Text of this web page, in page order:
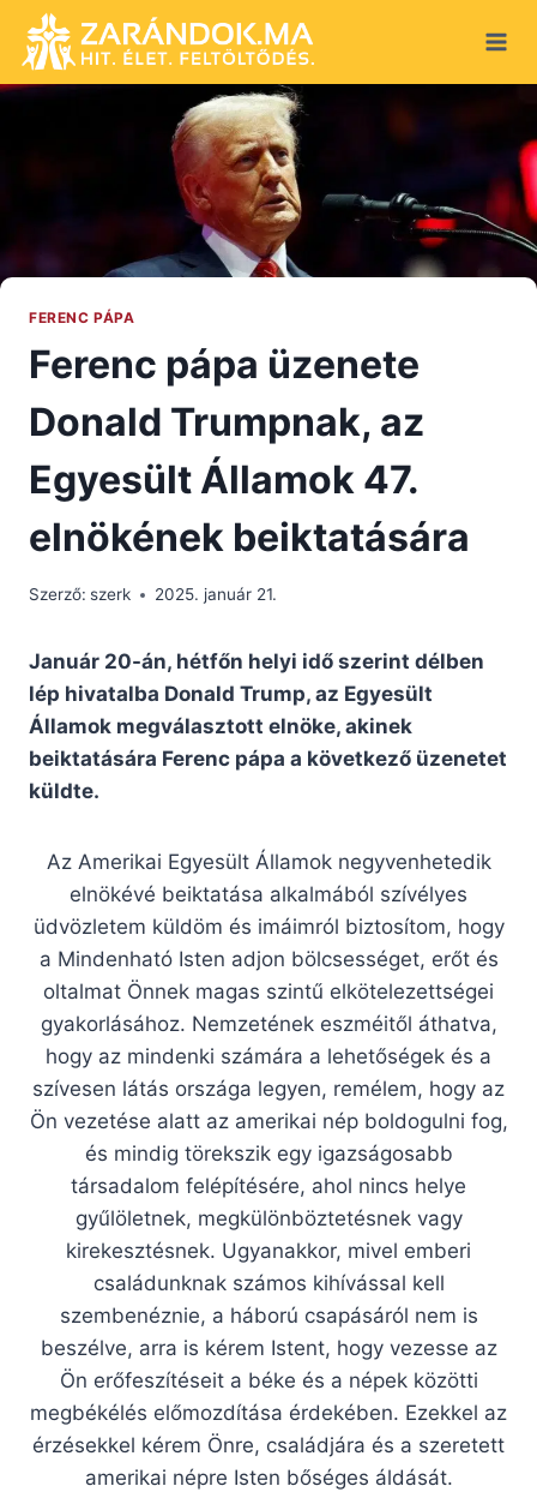
content
FERENC PÁPA
Ferenc pápa üzenete
Donald Trumpnak, az
Egyesült Államok 47.
elnökének beiktatására
Szerző: szerk 2025. január 21.
Január 20-án, hétfőn helyi idő szerint délben
lép hivatalba Donald Trump, az Egyesült
Államok megválasztott elnöke, akinek
beiktatására Ferenc pápa a következő üzenetet
küldte.
Az Amerikai Egyesült Államok negyvenhetedik
elnökévé beiktatása alkalmából szívélyes
üdvözletem küldöm és imáimról biztosítom, hogy
a Mindenható Isten adjon bölcsességet, erőt és
oltalmat Önnek magas szintű elkötelezettségei
gyakorlásához. Nemzetének eszméitől áthatva,
hogy az mindenki számára a lehetőségek és a
szívesen látás országa legyen, remélem, hogy az
Ön vezetése alatt az amerikai nép boldogulni fog,
és mindig törekszik egy igazságosabb
társadalom felépítésére, ahol nincs helye
gyűlöletnek, megkülönböztetésnek vagy
kirekesztésnek. Ugyanakkor, mivel emberi
családunknak számos kihívással kell
szembenéznie, a háború csapásáról nem is
beszélve, arra is kérem Istent, hogy vezesse az
Ön erőfeszítéseit a béke és a népek közötti
megbékélés előmozdítása érdekében. Ezekkel az
érzésekkel kérem Önre, családjára és a szeretett
amerikai népre Isten bőséges áldását.